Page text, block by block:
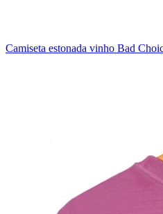
Camiseta estonada vinho Bad